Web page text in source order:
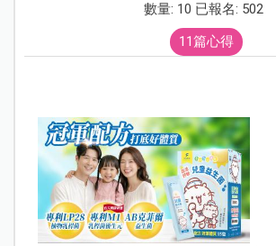
數量: 10 已報名: 502
11篇心得